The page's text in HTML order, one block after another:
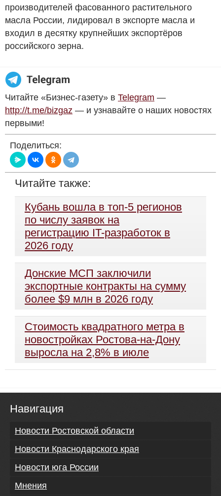
производителей фасованного растительного
масла России, лидировал в экспорте масла и
входил в десятку крупнейших экспортёров
российского зерна.
Читайте «Бизнес-газету» в Telegram —
http://t.me/bizgaz — и узнавайте о наших новостях
первыми!
Поделиться:
Читайте также:
Кубань вошла в топ-5 регионов
по числу заявок на
регистрацию IT-разработок в
2026 году
Донские МСП заключили
экспортные контракты на сумму
более $9 млн в 2026 году
Стоимость квадратного метра в
новостройках Ростова-на-Дону
выросла на 2,8% в июле
Навигация
Новости Ростовской области
Новости Краснодарского края
Новости юга России
Мнения